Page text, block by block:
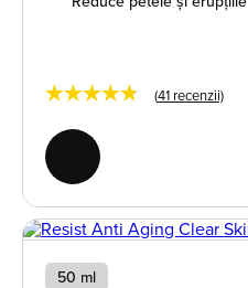
★★★★★ (41 recenzii)
50 ml